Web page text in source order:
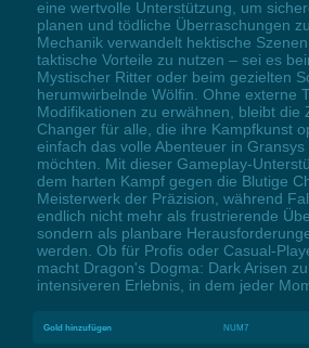
eine wertvolle Unterstützung, um
planen und tödliche Überraschungen
Mechanik verwandelt hektische
taktische Vorteile zu nutzen – sei es
Mystischer Ritter oder beim gezielten
herumwirbelnde Wölfin. Ohne externe
Modifikationen zu erwähnen, bleibt die
Changer für alle, die ihre Kampfkunst
einfach das volle Abenteuer in
möchten. Mit dieser Gameplay-
dem harten Kampf gegen die Blutige
Meisterwerk der Präzision, während
endlich nicht mehr als frustrierende
sondern als planbare
werden. Ob für Profis oder Casual-
macht Dragon's Dogma: Dark Arisen
intensiveren Erlebnis, in dem jeder
Gold hinzufügen NUM7